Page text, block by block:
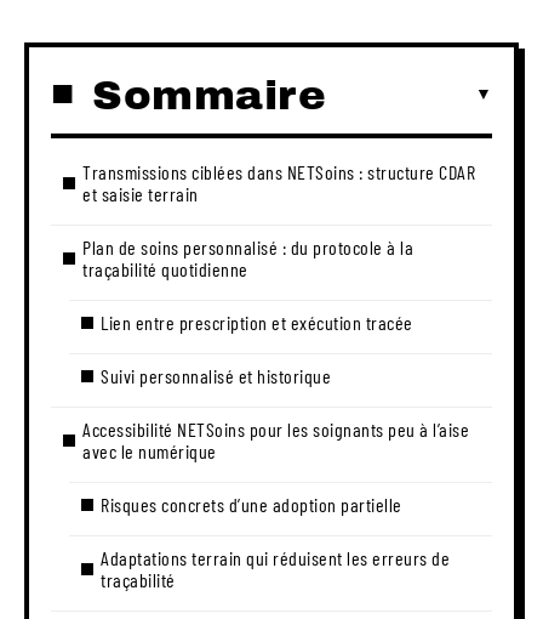
Sommaire
Transmissions ciblées dans NETSoins : structure CDAR
et saisie terrain
Plan de soins personnalisé : du protocole à la
traçabilité quotidienne
Lien entre prescription et exécution tracée
Suivi personnalisé et historique
Accessibilité NETSoins pour les soignants peu à l’aise
avec le numérique
Risques concrets d’une adoption partielle
Adaptations terrain qui réduisent les erreurs de
traçabilité